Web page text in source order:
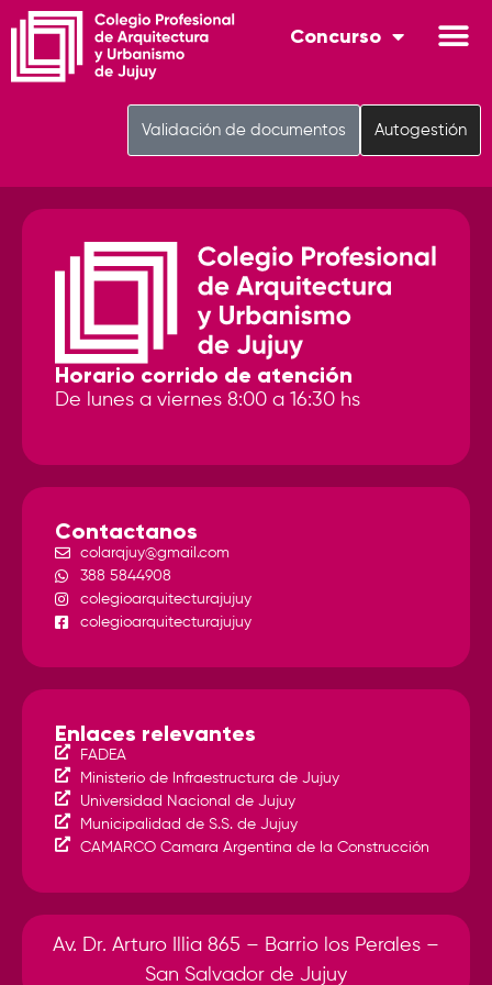
Autogestión
Validación de documentos
Concurso
Horario corrido de atención
De lunes a viernes 8:00 a 16:30 hs
Contactanos
colarqjuy@gmail.com
388 5844908
colegioarquitecturajujuy
colegioarquitecturajujuy
Enlaces relevantes
FADEA
Ministerio de Infraestructura de Jujuy
Universidad Nacional de Jujuy
Municipalidad de S.S. de Jujuy
CAMARCO Camara Argentina de la Construcción
Av. Dr. Arturo Illia 865 – Barrio los Perales –
San Salvador de Jujuy